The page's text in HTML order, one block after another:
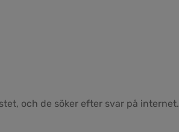
och de söker efter svar på internet.